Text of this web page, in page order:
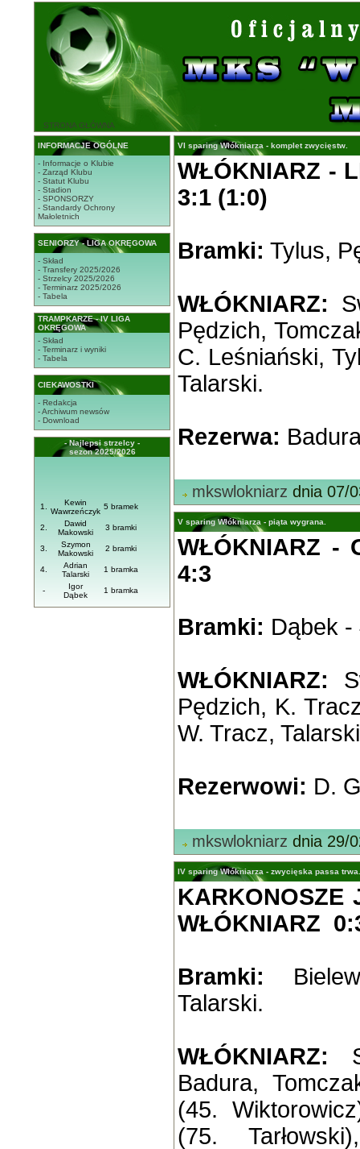
STRONA GŁÓWNA
INFORMACJE OGÓLNE
- Informacje o Klubie
- Zarząd Klubu
- Statut Klubu
- Stadion
- SPONSORZY
- Standardy Ochrony
Małoletnich
SENIORZY - LIGA OKRĘGOWA
- Skład
- Transfery 2025/2026
- Strzelcy 2025/2026
- Terminarz 2025/2026
- Tabela
TRAMPKARZE - IV LIGA
OKRĘGOWA
- Skład
- Terminarz i wyniki
- Tabela
CIEKAWOSTKI
- Redakcja
- Archiwum newsów
- Download
- Najlepsi strzelcy -
sezon 2025/2026
1.
Kewin
Wawrzeńczyk
5 bramek
2.
Dawid
Makowski
3 bramki
3.
Szymon
Makowski
2 bramki
4.
Adrian
Talarski
1 bramka
-
Igor
Dąbek
1 bramka
VI sparing Włókniarza - komplet zwycięstw.
WŁÓKNIARZ -
3:1 (1:0)
Bramki: Tylus,
WŁÓKNIARZ:
Pędzich,
C. Leśniański,
Talarski.
Rezerwa:
mkswlokniarz dnia 07/
V sparing Włókniarza - piąta wygrana.
WŁÓKNIARZ -
4:3
Bramki: Dąbek -
WŁÓKNIARZ:
Pędzich, K.
W. Tracz,
Rezerwowi: D.
mkswlokniarz dnia 29/
IV sparing Włókniarza - zwycięska passa trwa.
KARKONOSZE
WŁÓKNIARZ
Bramki:
Talarski.
WŁÓKNIARZ:
Badura,
(45.
(75.